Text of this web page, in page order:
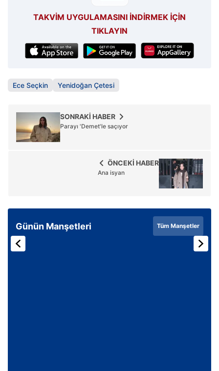
TAKVİM UYGULAMASINI İNDİRMEK İÇİN
TIKLAYIN
Ece Seçkin Yenidoğan Çetesi
SONRAKİ HABER
Parayı 'Demet'le saçıyor
ÖNCEKİ HABER
Ana isyan
Günün Manşetleri Tüm Manşetler